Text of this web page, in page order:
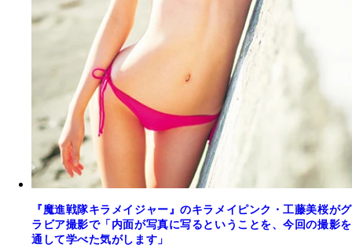
『魔進戦隊キラメイジャー』のキラメイピンク・工藤美桜がグ
ラビア撮影で「内面が写真に写るということを、今回の撮影を
通して学べた気がします」